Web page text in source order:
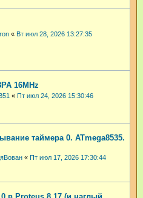
« Вт июл 28, 2026 13:27:35
16MHz
« Пт июл 24, 2026 15:30:46
таймера 0. ATmega8535.
« Пт июл 17, 2026 17:30:44